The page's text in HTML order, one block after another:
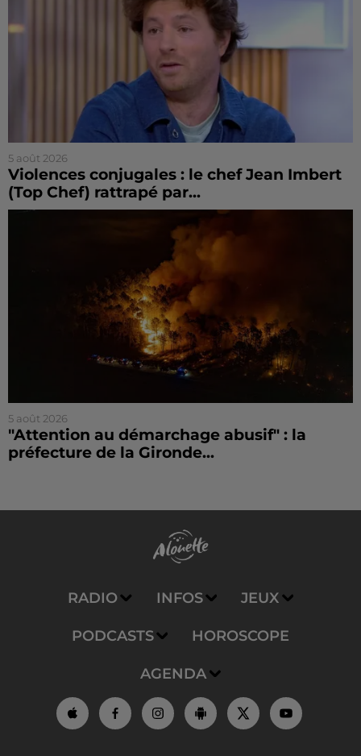
5 août 2026
Violences conjugales : le chef Jean Imbert
(Top Chef) rattrapé par...
5 août 2026
"Attention au démarchage abusif" : la
préfecture de la Gironde...
RADIO INFOS JEUX
PODCASTS HOROSCOPE
AGENDA